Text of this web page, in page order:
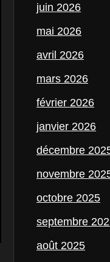
juin 2026
mai 2026
avril 2026
mars 2026
février 2026
janvier 2026
décembre
novembre
octobre 2025
septembre
août 2025